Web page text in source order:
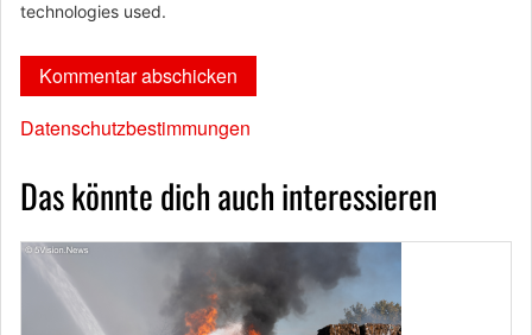
technologies used.
Datenschutzbestimmungen
Das könnte dich auch interessieren